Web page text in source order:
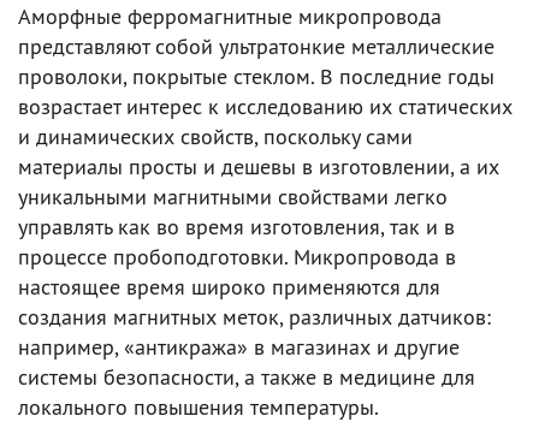
Аморфные ферромагнитные микропровода
представляют собой ультратонкие металлические
проволоки, покрытые стеклом. В последние годы
возрастает интерес к исследованию их статических
и динамических свойств, поскольку сами
материалы просты и дешевы в изготовлении, а их
уникальными магнитными свойствами легко
управлять как во время изготовления, так и в
процессе пробоподготовки. Микропровода в
настоящее время широко применяются для
создания магнитных меток, различных датчиков:
например, «антикража» в магазинах и другие
системы безопасности, а также в медицине для
локального повышения температуры.